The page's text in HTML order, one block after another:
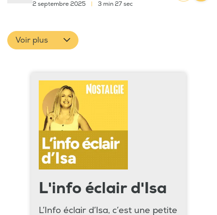
2 septembre 2025 3 min 27 sec
Voir plus
L'info éclair d'Isa
L’Info éclair d’Isa, c’est une petite